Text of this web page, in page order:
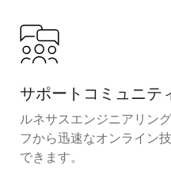
サポートコミュニテ
ルネサスエンジニアリン
フから迅速なオンライン
できます。